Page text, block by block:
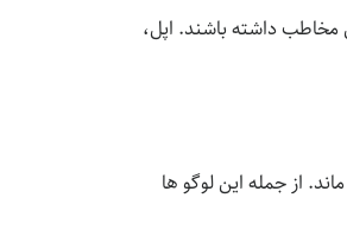
مخاطب داشته باشند. اپل،
از جمله این لوگو ها